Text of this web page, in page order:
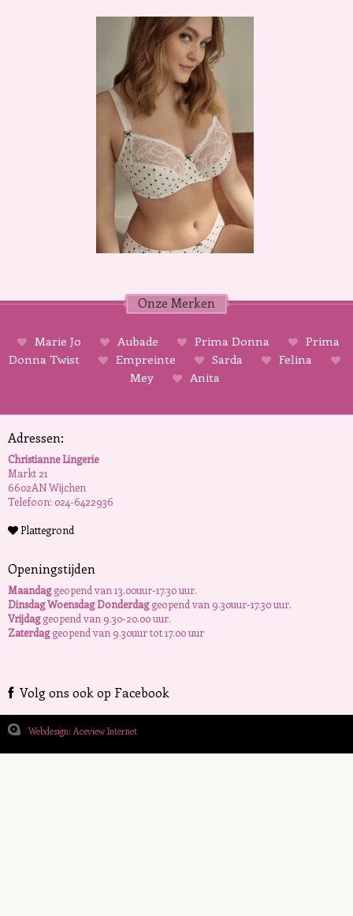
Onze Merken
Marie Jo Aubade Prima Donna
Prima
Donna Twist
Empreinte Sarda
Felina
Mey
Anita
Adressen:
Christianne Lingerie
Markt 21
6602AN Wijchen
Telefoon: 024-6422936
Plattegrond
Openingstijden
Maandaggeopend van 13.00uur-17.30 uur.
Dinsdag Woensdag Donderdaggeopend van 9.30uur-17.30 uur.
Vrijdaggeopend van 9.30-20.00 uur.
Zaterdaggeopend van 9.30uur tot 17.00 uur
Volg ons ook op Facebook
Webdesign: Aceview Internet